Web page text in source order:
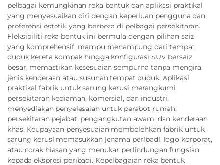
pelbagai kemungkinan reka bentuk dan aplikasi praktikal
yang menyesuaikan diri dengan keperluan pengguna dan
preferensi estetik yang berbeza di pelbagai persekitaran.
Fleksibiliti reka bentuk ini bermula dengan pilihan saiz
yang komprehensif, mampu menampung dari tempat
duduk kereta kompak hingga konfigurasi SUV bersaiz
besar, memastikan kesesuaian sempurna tanpa mengira
jenis kenderaan atau susunan tempat duduk. Aplikasi
praktikal fabrik untuk sarung kerusi merangkumi
persekitaran kediaman, komersial, dan industri,
menyediakan penyelesaian untuk perabot rumah,
persekitaran pejabat, pengangkutan awam, dan kenderaan
khas. Keupayaan penyesuaian membolehkan fabrik untuk
sarung kerusi memasukkan jenama peribadi, logo korporat,
atau corak hiasan yang menukar perlindungan fungsian
kepada ekspresi peribadi. Kepelbagaian reka bentuk